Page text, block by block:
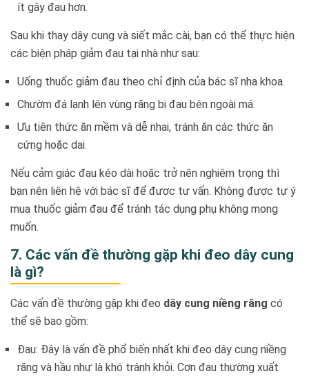
ít gây đau hơn.
Sau khi thay dây cung và siết mắc cài, bạn có thể thực hiện
các biện pháp giảm đau tại nhà như sau:
Uống thuốc giảm đau theo chỉ định của bác sĩ nha khoa.
Chườm đá lạnh lên vùng răng bị đau bên ngoài má.
Ưu tiên thức ăn mềm và dễ nhai, tránh ăn các thức ăn
cứng hoặc dai.
Nếu cảm giác đau kéo dài hoặc trở nên nghiêm trọng thì
bạn nên liên hệ với bác sĩ để được tư vấn. Không được tự ý
mua thuốc giảm đau để tránh tác dụng phụ không mong
muốn.
7. Các vấn đề thường gặp khi đeo dây cung
là gì?
Các vấn đề thường gặp khi đeo dây cung niềng răng có
thể sẽ bao gồm:
Đau: Đây là vấn đề phổ biến nhất khi đeo dây cung niềng
răng và hầu như là khó tránh khỏi. Cơn đau thường xuất